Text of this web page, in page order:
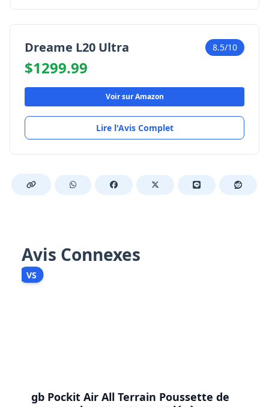
Dreame L20 Ultra
$1299.99
8.5/10
Voir sur Amazon
Lire l'Avis Complet
Avis Connexes
VS
gb Pockit Air All Terrain Poussette de